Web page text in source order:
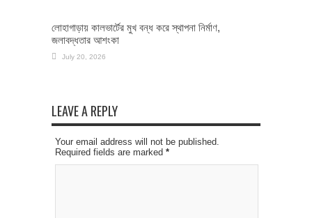
লোহাগাড়ায় কালভার্টের মুখ বন্ধ করে স্থাপনা নির্মাণ,
জলাবদ্ধতার আশংকা
July 20, 2026
LEAVE A REPLY
Your email address will not be published.
Required fields are marked *